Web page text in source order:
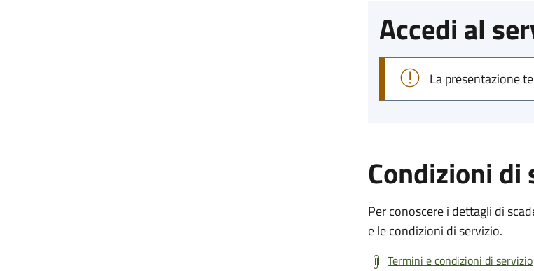
Accedi al
La presentazione
Condizioni di
Per conoscere i dettagli di
e le condizioni di servizio.
Termini e condizioni di servizio